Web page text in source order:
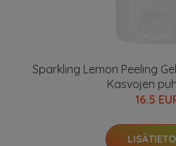
Sparkling Lemon Peeling
Kasvojen
16.5